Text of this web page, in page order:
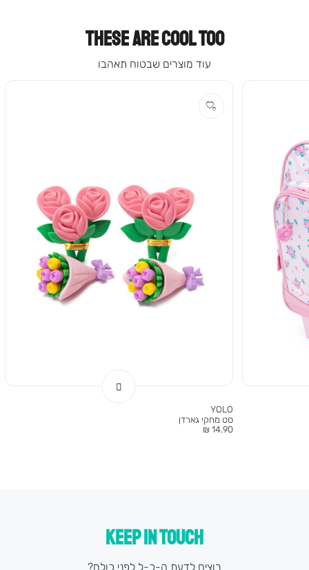
THESE ARE COOL TOO
עוד מוצרים שבטוח תאהבו
YOLO
סט מחקי גארדן
מחיר
14.90 ₪
KEEP IN TOUCH
רוצים לדעת ה-כ-ל לפני כולם?